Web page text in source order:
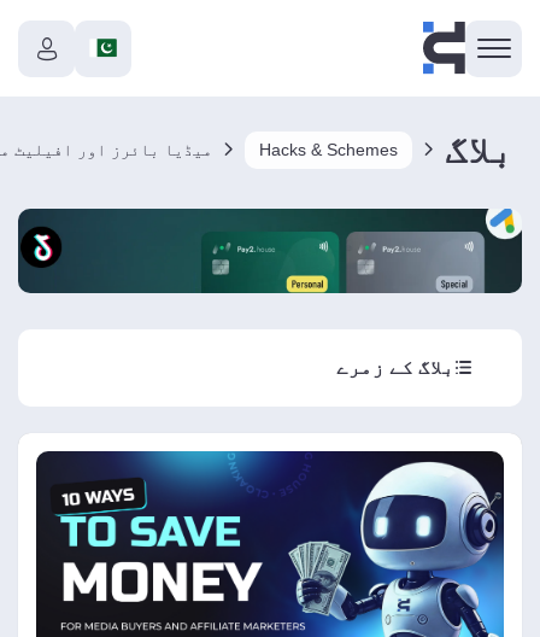
بلاگ Hacks & Schemes
بلاگ کے زمرے